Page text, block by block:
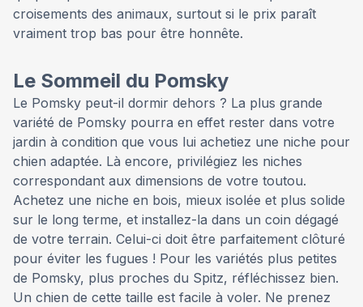
croisements des animaux, surtout si le prix paraît
vraiment trop bas pour être honnête.
Le Sommeil du Pomsky
Le Pomsky peut-il dormir dehors ? La plus grande
variété de Pomsky pourra en effet rester dans votre
jardin à condition que vous lui achetiez une niche pour
chien adaptée. Là encore, privilégiez les niches
correspondant aux dimensions de votre toutou.
Achetez une niche en bois, mieux isolée et plus solide
sur le long terme, et installez-la dans un coin dégagé
de votre terrain. Celui-ci doit être parfaitement clôturé
pour éviter les fugues ! Pour les variétés plus petites
de Pomsky, plus proches du Spitz, réfléchissez bien.
Un chien de cette taille est facile à voler. Ne prenez